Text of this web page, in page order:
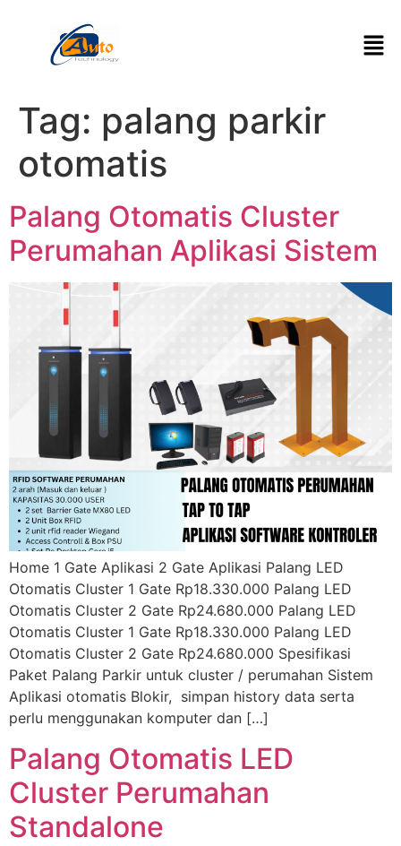
Tag: palang parkir
otomatis
Palang Otomatis Cluster
Perumahan Aplikasi Sistem
Home 1 Gate Aplikasi 2 Gate Aplikasi Palang LED
Otomatis Cluster 1 Gate Rp18.330.000 Palang LED
Otomatis Cluster 2 Gate Rp24.680.000 Palang LED
Otomatis Cluster 1 Gate Rp18.330.000 Palang LED
Otomatis Cluster 2 Gate Rp24.680.000 Spesifikasi
Paket Palang Parkir untuk cluster / perumahan Sistem
Aplikasi otomatis Blokir, simpan history data serta
perlu menggunakan komputer dan […]
Palang Otomatis LED
Cluster Perumahan
Standalone